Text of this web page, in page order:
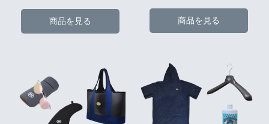
商品を見る 商品を見る